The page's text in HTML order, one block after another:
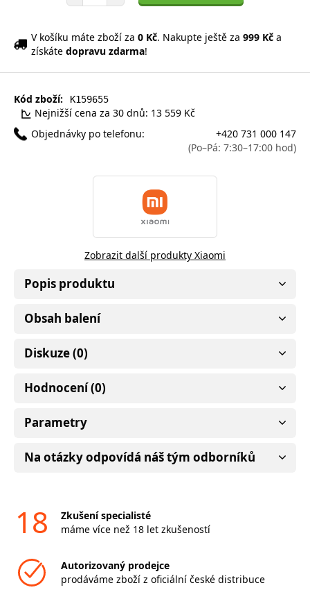
V košíku máte zboží za 0 Kč. Nakupte ještě za 999 Kč a
získáte dopravu zdarma!
Kód zboží: K159655
Nejnižší cena za 30 dnů: 13 559 Kč
Objednávky po telefonu:
+420 731 000 147
(Po–Pá: 7:30–17:00 hod)
Zobrazit další produkty Xiaomi
Popis produktu
Obsah balení
Diskuze (0)
Hodnocení (0)
Parametry
Na otázky odpovídá náš tým odborníků
18
Zkušení specialisté
máme více než 18 let zkušeností
Autorizovaný prodejce
prodáváme zboží z oficiální české distribuce